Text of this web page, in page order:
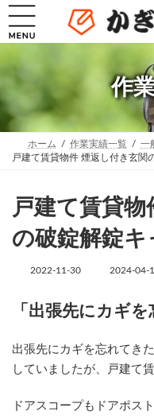
コ
テ
へ
ッ
プ
ナ
ゲ
ョ
移
動
作
ホーム 作業実績一覧
一
戸建て賃貸物件 煙返し付き玄関
戸建て賃貸
の破錠解錠
2022-11-30
最
新
日
:
2024-04-
「出張先にカギを
出張先にカギを忘れてき
していましたが、戸建て
ドアスコープもドアポス